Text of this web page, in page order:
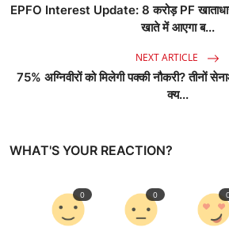
EPFO Interest Update: 8 करोड़ PF
खाते में आएगा ब...
NEXT ARTICLE
75% अग्निवीरों को मिलेगी पक्की नौकरी? तीनों
क्य...
WHAT'S YOUR REACTION?
0 0